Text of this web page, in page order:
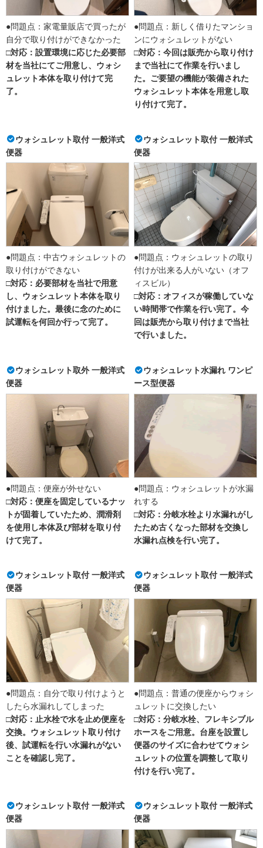
●問題点：家電量販店で買ったが
自分で取り付けができなかった
□対応：設置環境に応じた必要部
材を当社にてご用意し、ウォシ
ュレット本体を取り付けて完
了。
●問題点：新しく借りたマンショ
ンにウォシュレットがない
□対応：今回は販売から取り付け
まで当社にて作業を行いまし
た。ご要望の機能が装備された
ウォシュレット本体を用意し取
り付けて完了。
ウォシュレット取付 一般洋式
便器
●問題点：中古ウォシュレットの
取り付けができない
□対応：必要部材を当社で用意
し、ウォシュレット本体を取り
付けました。最後に念のために
試運転を何回か行って完了。
ウォシュレット取付 一般洋式
便器
●問題点：ウォシュレットの取り
付けが出来る人がいない（オフ
ィスビル）
□対応：オフィスが稼働していな
い時間帯で作業を行い完了。今
回は販売から取り付けまで当社
で行いました。
ウォシュレット取外 一般洋式
便器
●問題点：便座が外せない
□対応：便座を固定しているナッ
トが固着していたため、潤滑剤
を使用し本体及び部材を取り付
けて完了。
ウォシュレット水漏れ ワンピ
ース型便器
●問題点：ウォシュレットが水漏
れする
□対応：分岐水栓より水漏れがし
たため古くなった部材を交換し
水漏れ点検を行い完了。
ウォシュレット取付 一般洋式
便器
●問題点：自分で取り付けようと
したら水漏れしてしまった
□対応：止水栓で水を止め便座を
交換。ウォシュレット取り付け
後、試運転を行い水漏れがない
ことを確認し完了。
ウォシュレット取付 一般洋式
便器
●問題点：普通の便座からウォシ
ュレットに交換したい
□対応：分岐水栓、フレキシブル
ホースをご用意。台座を設置し
便器のサイズに合わせてウォシ
ュレットの位置を調整して取り
付けを行い完了。
ウォシュレット取付 一般洋式
便器
ウォシュレット取付 一般洋式
便器